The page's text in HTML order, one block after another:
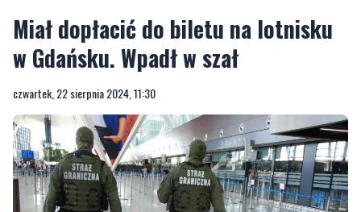
Miał dopłacić do biletu na lotnisku
w Gdańsku. Wpadł w szał
czwartek, 22 sierpnia 2024, 11:30